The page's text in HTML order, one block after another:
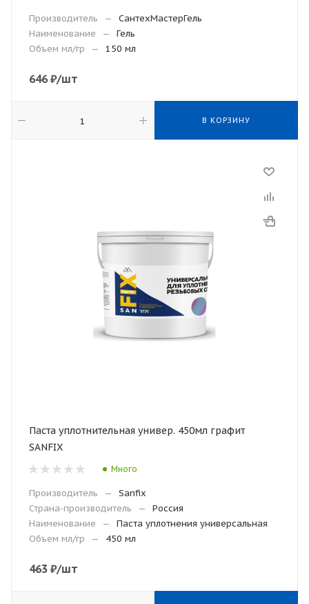
Производитель —
СантехМастерГель
Наименование
—
Гель
Объем мл/гр
— 150 мл
646₽/шт
В КОРЗИНУ
Паста уплотнительная универ. 450мл графит
SANFIX
Много
Производитель —
Sanfix
Страна-производитель
—
Россия
Наименование
—
Паста уплотнения универсальная
Объем мл/гр
— 450 мл
463 ₽/шт